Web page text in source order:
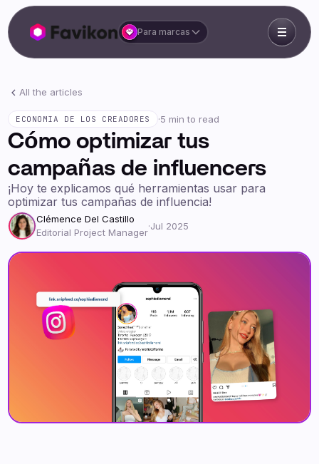
Para marcas
All the articles
ECONOMIA DE LOS CREADORES ·5 min to read
Cómo optimizar tus
campañas de influencers
¡Hoy te explicamos qué herramientas usar para
optimizar tus campañas de influencia!
Clémence Del Castillo
Editorial Project Manager
·Jul 2025